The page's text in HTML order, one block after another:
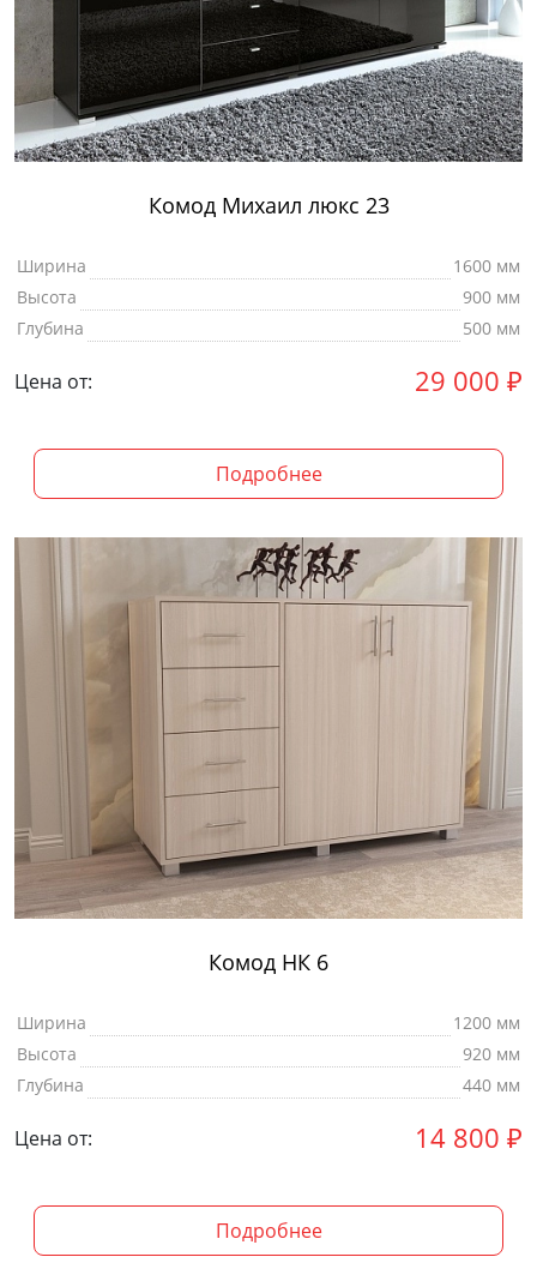
Комод Михаил люкс 23
Ширина
1600 мм
Высота
900 мм
Глубина
500 мм
Цена от: 29 000 ₽
Подробнее
Комод НК 6
Ширина
1200 мм
Высота
920 мм
Глубина
440 мм
Цена от: 14 800 ₽
Подробнее